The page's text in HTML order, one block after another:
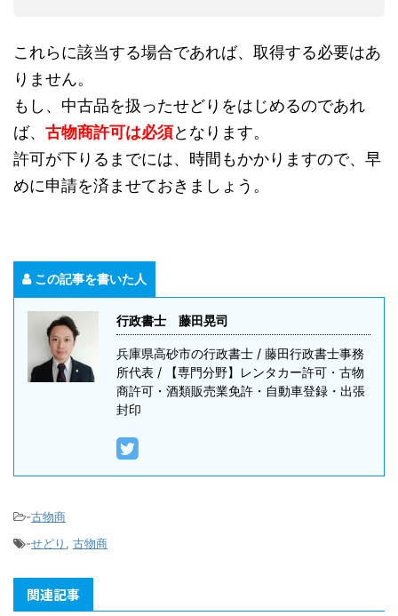
これらに該当する場合であれば、取得する必要はあ
りません。
もし、中古品を扱ったせどりをはじめるのであれ
ば、 古物商許可は必須となります。
許可が下りるまでには、時間もかかりますので、早
めに申請を済ませておきましょう。
この記事を書いた人
行政書士 藤田晃司
兵庫県高砂市の行政書士 / 藤田行政書士事務
所代表 / 【専門分野】レンタカー許可・古物
商許可・酒類販売業免許・自動車登録・出張
封印
-古物商
-せどり , 古物商
関連記事